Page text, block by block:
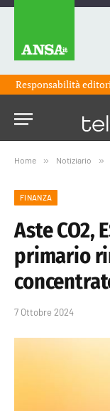
Responsabilità
Home » Notiziario »
FINANZA
Aste CO2,
primario
7 Ottobre 2024